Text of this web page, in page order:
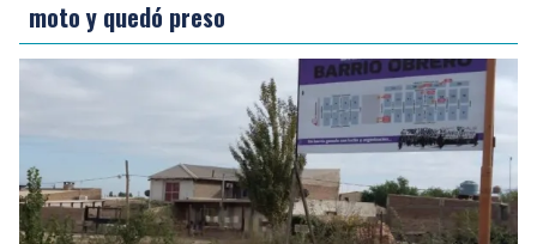
moto y quedó preso